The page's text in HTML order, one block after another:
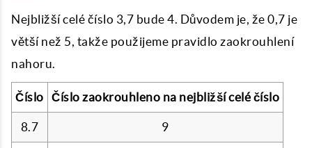
Nejbližší celé číslo 3,7 bude 4. Důvodem je, že 0,7 je
větší než 5, takže použijeme pravidlo zaokrouhlení
nahoru.
Číslo Číslo zaokrouhleno na nejbližší celé číslo
8.7 9